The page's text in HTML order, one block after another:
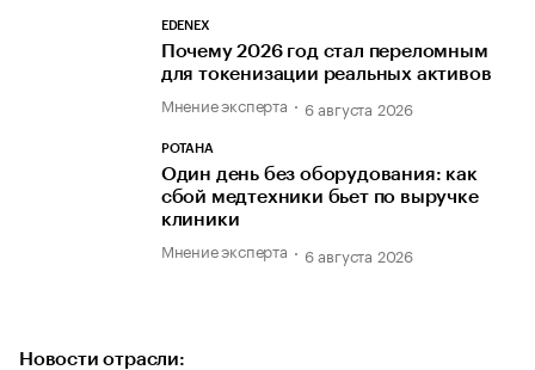
EDENEX
Почему 2026 год стал переломным
для токенизации реальных активов
Мнение эксперта 6 августа 2026
РОТАНА
Один день без оборудования: как
сбой медтехники бьет по выручке
клиники
Мнение эксперта 6 августа 2026
Новости отрасли: